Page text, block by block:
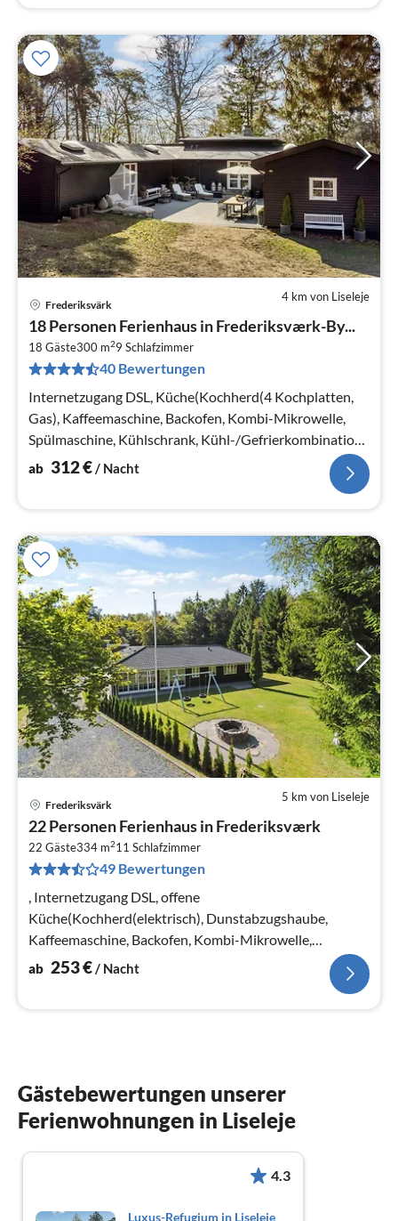
4 km von Liseleje
Frederiksvärk
18 Personen Ferienhaus in Frederiksværk-By...
18 Gäste300 m29 Schlafzimmer
40 Bewertungen
Internetzugang DSL, Küche(Kochherd(4 Kochplatten,
Gas), Kaffeemaschine, Backofen, Kombi-Mikrowelle,
Spülmaschine, Kühlschrank, Kühl-/Gefrierkombination,
Trockner, Waschmaschine)
ab 312€ / Nacht
5 km von Liseleje
Frederiksvärk
22 Personen Ferienhaus in Frederiksværk
22 Gäste334 m211 Schlafzimmer
49 Bewertungen
, Internetzugang DSL, offene
Küche(Kochherd(elektrisch), Dunstabzugshaube,
Kaffeemaschine, Backofen, Kombi-Mikrowelle,
Spülmaschine, Kühlschrank, Tiefkühlschrank(200-249L)
ab 253€/ Nacht
Gästebewertungen unserer
Ferienwohnungen in Liseleje
4.3
Luxus-Refugium in Liseleje